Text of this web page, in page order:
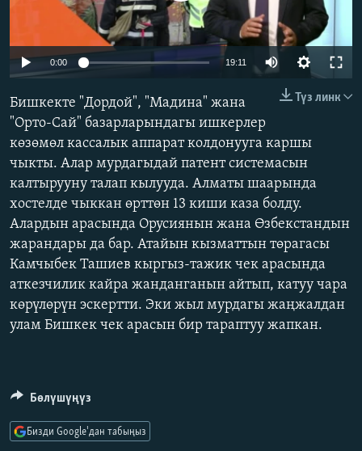
ЭЖЕ-СИҢДИЛЕР
АЗАТТЫК+
ЫҢГАЙСЫЗ СУРООЛОР
ОНЛАЙН ШЕРИНЕ
ЭЕ/АРнун бардык сайттары
360p 480p
720p
0:00 19:11
240p
480p
1080p
Түз линк
Бишкекте "Дордой", "Мадина" жана
"Орто-Сай" базарларындагы ишкерлер
көзөмөл кассалык аппарат колдонууга каршы
чыкты. Алар мурдагыдай патент системасын
калтырууну талап кылууда. Алматы шаарында
хостелде чыккан өрттөн 13 киши каза болду.
Алардын арасында Орусиянын жана Өзбекстандын
жарандары да бар. Атайын кызматтын төрагасы
Камчыбек Ташиев кыргыз-тажик чек арасында
аткезчилик кайра жанданганын айтып, катуу чара
көрүлөрүн эскертти. Эки жыл мурдагы жаңжалдан
улам Бишкек чек арасын бир тараптуу жапкан.
Бөлүшүңүз
Бизди Google'дан табыңыз